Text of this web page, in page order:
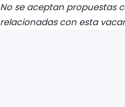
No se aceptan propuestas
relacionadas con esta